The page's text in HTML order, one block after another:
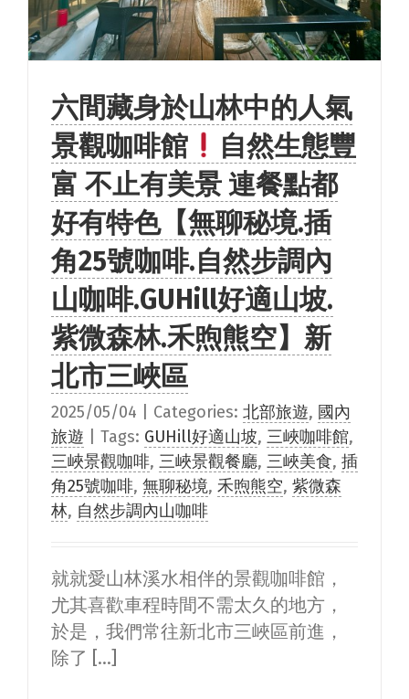
六間藏身於山林中的人氣
景觀咖啡館
自然生態豐
富 不止有美景 連餐點都
好有特色【無聊秘境.插
角25號咖啡.自然步調內
山咖啡.GUHill好適山坡.
紫微森林.禾煦熊空】新
北市三峽區
2025/05/04 Categories: 北部旅遊, 國內
旅遊
Tags: GUHill好適山坡, 三峽咖啡館,
三峽景觀咖啡, 三峽景觀餐廳, 三峽美食, 插
角25號咖啡, 無聊秘境, 禾煦熊空, 紫微森
林, 自然步調內山咖啡
就就愛山林溪水相伴的景觀咖啡館，
尤其喜歡車程時間不需太久的地方，
於是，我們常往新北市三峽區前進，
除了 [...]